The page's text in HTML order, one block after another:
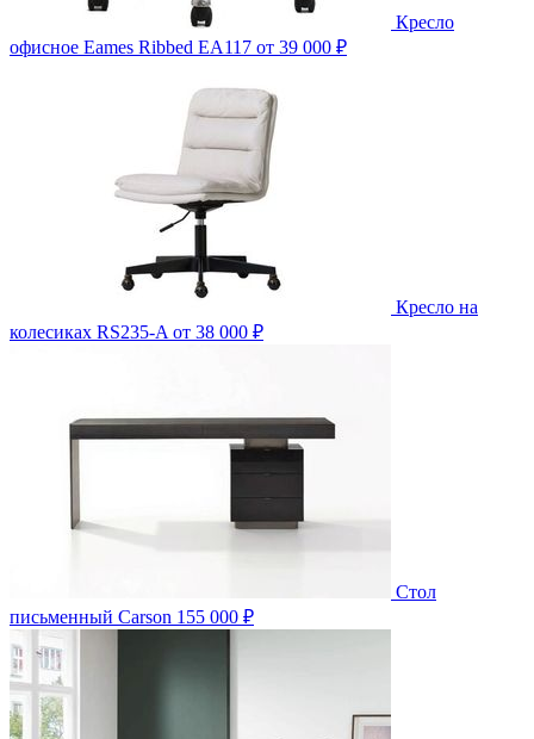
Кресло
офисное Eames Ribbed EA117 от 39 000 ₽
Кресло на
колесиках RS235-A от 38 000 ₽
Стол
письменный Carson 155 000 ₽